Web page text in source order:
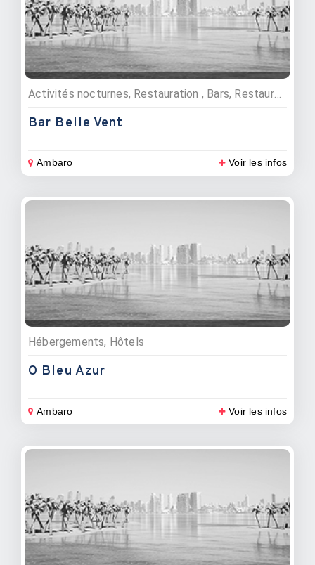
Activités nocturnes, Restauration , Bars, Restaurants
Bar Belle Vent
Ambaro Voir les infos
Hébergements, Hôtels
O Bleu Azur
Ambaro Voir les infos